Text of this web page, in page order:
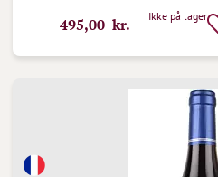
495,00 kr. Ikke på lager